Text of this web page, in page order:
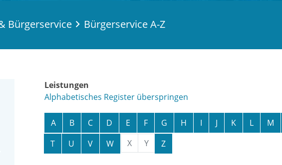
Bürgerservice Bürgerservice A-Z
Leistungen
Alphabetisches Register überspringen
A B C D E F G H I J K L M
T
U V W X Y Z